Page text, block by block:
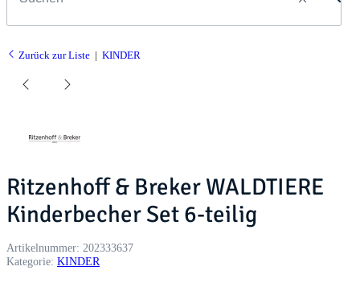
Zurück zur Liste KINDER
Ritzenhoff & Breker WALDTIERE
Kinderbecher Set 6-teilig
Artikelnummer: 202333637
Kategorie: KINDER